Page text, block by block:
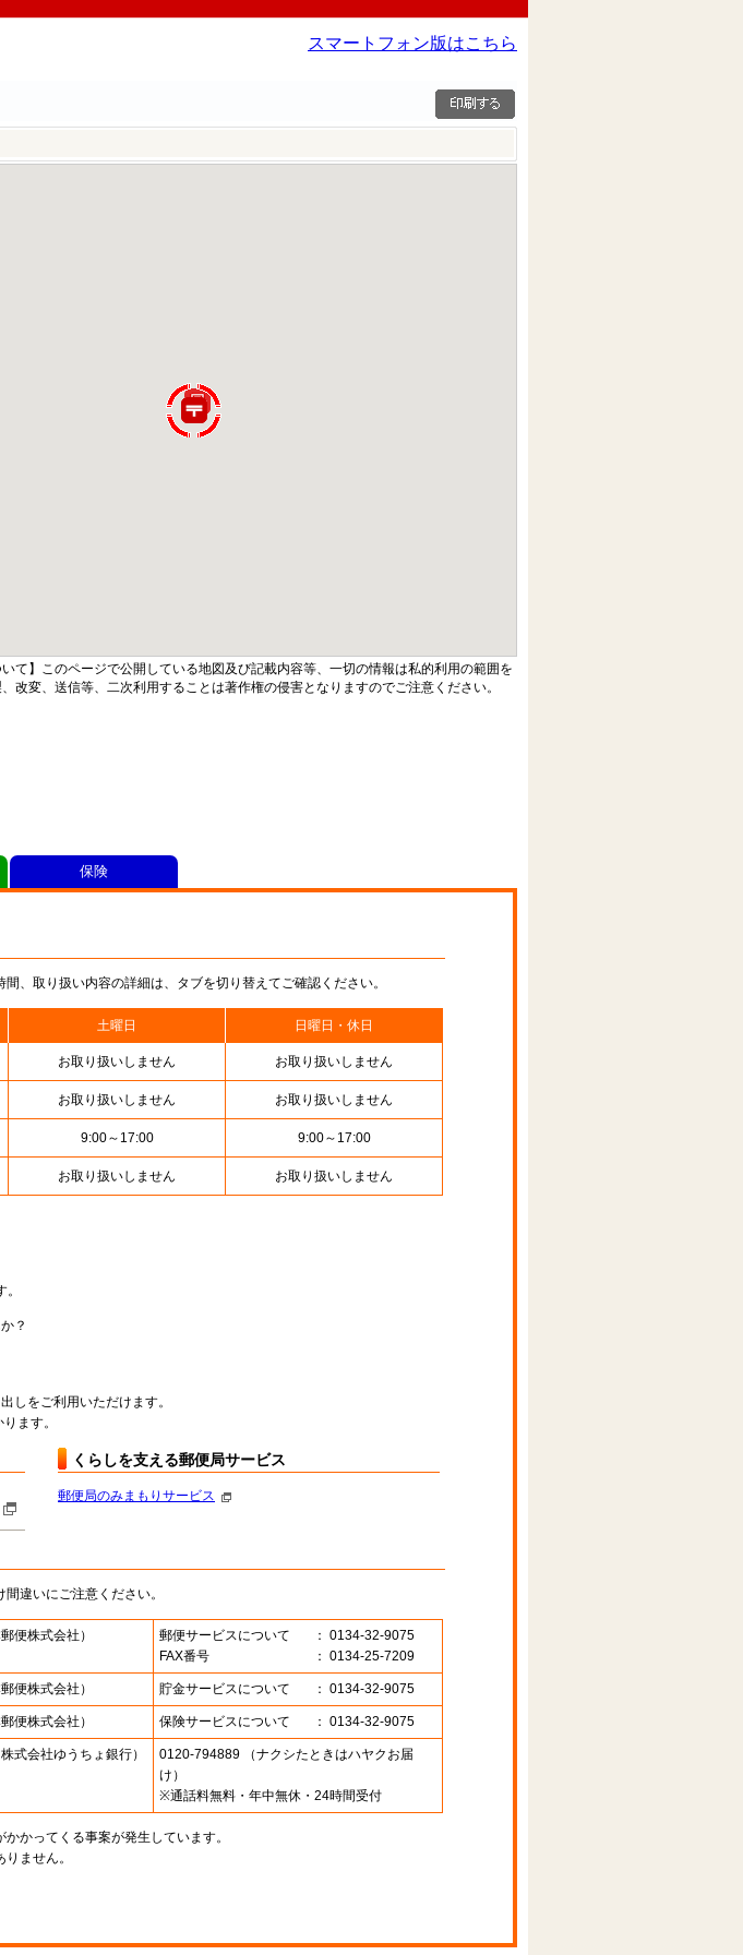
スマートフォン版はこちら
いて】このページで公開している地図及び記載内容等、一切の情報は私的利用の範囲を
改変、送信等、二次利用することは著作権の侵害となりますのでご注意ください。
、取り扱い内容の詳細は、タブを切り替えてご確認ください。
土曜日 日曜日・休日
お取り扱いしません お取り扱いしません
お取り扱いしません お取り扱いしません
9:00～17:00 9:00～17:00
お取り扱いしません お取り扱いしません
？
しをご利用いただけます。
ます。
くらしを支える郵便局サービス
郵便局のみまもりサービス
違いにご注意ください。
郵便株式会社） 郵便サービスについて
： 0134-32-9075
FAX番号
： 0134-25-7209
郵便株式会社） 貯金サービスについて ： 0134-32-9075
郵便株式会社） 保険サービスについて ： 0134-32-9075
株式会社ゆうちょ銀行）
0120-794889 （ナクシたときはハヤクお届
け）
※通話料無料・年中無休・24時間受付
かってくる事案が発生しています。
ません。
保険